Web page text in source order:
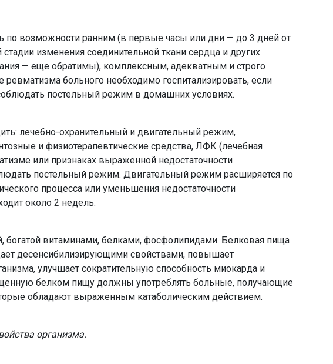
возможности ранним (в первые часы или дни — до 3 дней от
стадии изменения соединительной ткани сердца и других
— еще обратимы), комплексным, адекватным и строго
больного необходимо госпитализировать, если
постельный режим в домашних условиях.
лечебно-охранительный и двигательный режим,
и физиотерапевтические средства, ЛФК (лечебная
или признаках выраженной недостаточности
постельный режим. Двигательный режим расширяется по
процесса или уменьшения недостаточности
около 2 недель.
богатой витаминами, белками, фосфолипидами. Белковая пища
десенсибилизирующими свойствами, повышает
улучшает сократительную способность миокарда и
белком пищу должны употреблять больные, получающие
обладают выраженным катаболическим действием.
организма.